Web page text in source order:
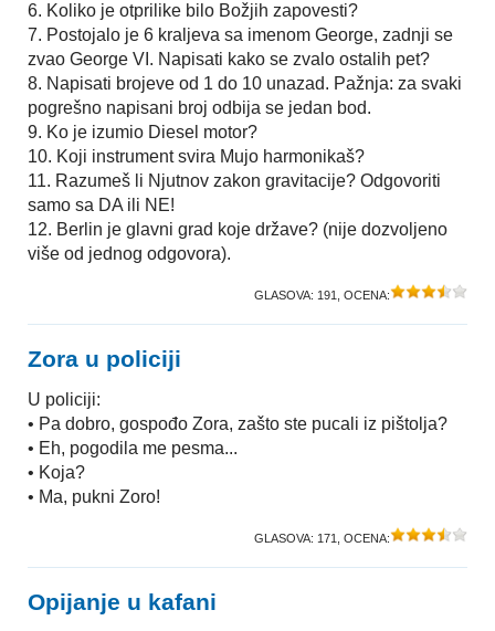
6. Koliko je otprilike bilo Božjih zapovesti?
7. Postojalo je 6 kraljeva sa imenom George, zadnji se
zvao George VI. Napisati kako se zvalo ostalih pet?
8. Napisati brojeve od 1 do 10 unazad. Pažnja: za svaki
pogrešno napisani broj odbija se jedan bod.
9. Ko je izumio Diesel motor?
10. Koji instrument svira Mujo harmonikaš?
11. Razumeš li Njutnov zakon gravitacije? Odgovoriti
samo sa DA ili NE!
12. Berlin je glavni grad koje države? (nije dozvoljeno
više od jednog odgovora).
GLASOVA: 191 , OCENA:
Zora u policiji
U policiji:
• Pa dobro, gospođo Zora, zašto ste pucali iz pištolja?
• Eh, pogodila me pesma...
• Koja?
• Ma, pukni Zoro!
GLASOVA: 171 , OCENA:
Opijanje u kafani